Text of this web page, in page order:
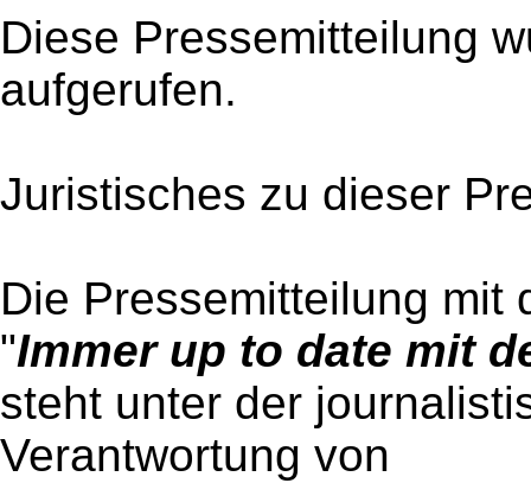
Diese Pressemitteilung
aufgerufen.
Juristisches zu dieser
Die Pressemitteilung mit
"Immer up to date mit
steht unter der
Verantwortung von